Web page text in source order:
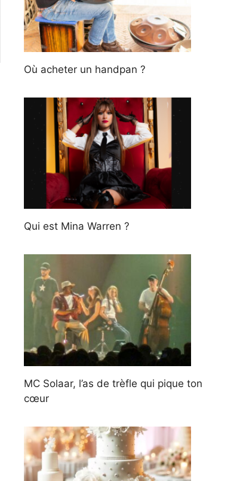
Où acheter un handpan ?
Qui est Mina Warren ?
MC Solaar, l’as de trèfle qui pique ton
cœur